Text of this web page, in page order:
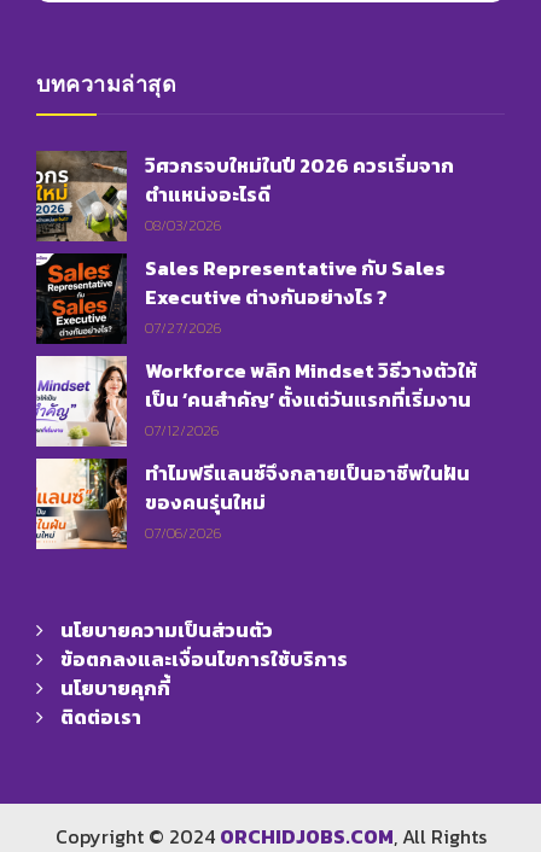
บทความล่าสุด
วิศวกรจบใหม่ในปี 2026 ควรเริ่มจาก
ตำแหน่งอะไรดี
08/03/2026
Sales Representative กับ Sales
Executive ต่างกันอย่างไร ?
07/27/2026
Workforce พลิก Mindset วิธีวางตัวให้
เป็น ‘คนสำคัญ’ ตั้งแต่วันแรกที่เริ่มงาน
07/12/2026
ทำไมฟรีแลนซ์จึงกลายเป็นอาชีพในฝัน
ของคนรุ่นใหม่
07/06/2026
นโยบายความเป็นส่วนตัว
ข้อตกลงและเงื่อนไขการใช้บริการ
นโยบายคุกกี้
ติดต่อเรา
Copyright © 2024 ORCHIDJOBS.COM, All Rights